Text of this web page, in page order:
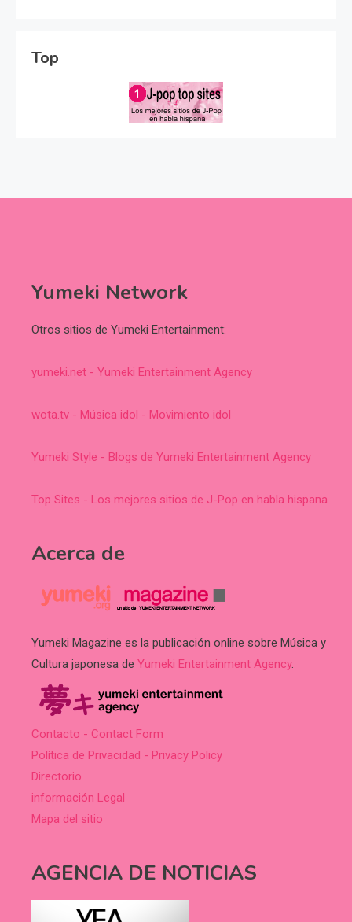
Top
Yumeki Network
Otros sitios de Yumeki Entertainment:
yumeki.net - Yumeki Entertainment Agency
wota.tv - Música idol - Movimiento idol
Yumeki Style - Blogs de Yumeki Entertainment Agency
Top Sites - Los mejores sitios de J-Pop en habla hispana
Acerca de
Yumeki Magazine es la publicación online sobre Música y
Cultura japonesa de Yumeki Entertainment Agency.
Contacto - Contact Form
Política de Privacidad - Privacy Policy
Directorio
información Legal
Mapa del sitio
AGENCIA DE NOTICIAS